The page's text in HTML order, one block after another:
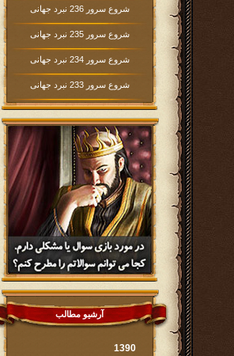
شروع سرور 236 نبرد جهانی
شروع سرور 235 نبرد جهانی
شروع سرور 234 نبرد جهانی
شروع سرور 233 نبرد جهانی
آرشیو مطالب
1390